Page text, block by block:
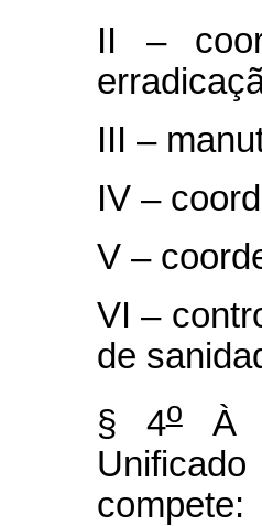
II –
III –
IV –
V –
VI –
de
§ 4oÀ
compete: